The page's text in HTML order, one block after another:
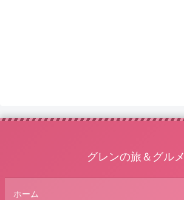
グレンの旅＆グルメ
ホーム